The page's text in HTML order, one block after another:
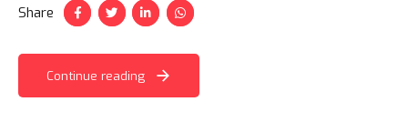
Share
Continue reading